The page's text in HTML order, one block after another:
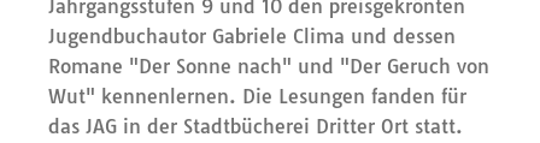
Jahrgangsstufen 9 und 10 den preisgekrönten
Jugendbuchautor Gabriele Clima und dessen
Romane "Der Sonne nach" und "Der Geruch von
Wut" kennenlernen. Die Lesungen fanden für
das JAG in der Stadtbücherei Dritter Ort statt.